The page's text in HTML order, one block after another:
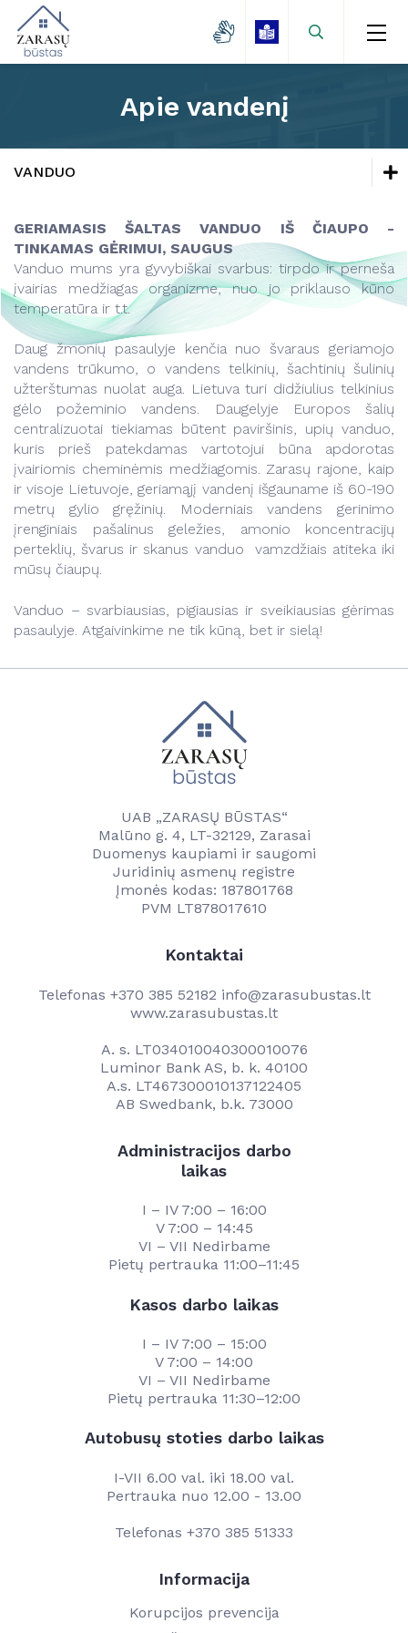
Naujienos
Zarasų miestas
Lėšų kaupimas
Mokamų paslaugų kainos
Projektai
Kontaktai
Vartotojams
Veikla
Vanduo
Savitarna
Projektai
Kainos
Kontaktai
Naujienos
Tvarkaraščiai
Paslaugos
Darbuotojams
Kontaktai
Apie vandenį
VANDUO
Vandentvarkos skyrius
Vartotojams
Veikla
Vanduo
Apie vandenį
Vandens kokybė
Vandens naudojimas
Geriamojo vandens ruošimo būdai
Dėl pavojaus žmonių sveikatai
Informacija apie geriamojo vandens tiekimo sistemos
rizikos vertinimą
Savitarna
Projektai
GERIAMASIS ŠALTAS VANDUO IŠ ČIAUPO -
TINKAMAS GĖRIMUI, SAUGUS
Vanduo mums yra gyvybiškai svarbus: tirpdo ir perneša
įvairias medžiagas organizme, nuo jo priklauso kūno
temperatūra ir t.t.
Daug žmonių pasaulyje kenčia nuo švaraus geriamojo
vandens trūkumo, o vandens telkinių, šachtinių šulinių
užterštumas nuolat auga. Lietuva turi didžiulius telkinius
gėlo požeminio vandens. Daugelyje Europos šalių
centralizuotai tiekiamas būtent paviršinis, upių vanduo,
kuris prieš patekdamas vartotojui būna apdorotas
įvairiomis cheminėmis medžiagomis. Zarasų rajone, kaip
ir visoje Lietuvoje, geriamąjį vandenį išgauname iš 60-190
metrų gylio gręžinių. Moderniais vandens gerinimo
įrenginiais pašalinus geležies, amonio koncentracijų
perteklių, švarus ir skanus vanduo vamzdžiais atiteka iki
mūsų čiaupų.
Vanduo – svarbiausias, pigiausias ir sveikiausias gėrimas
pasaulyje. Atgaivinkime ne tik kūną, bet ir sielą!
UAB „ZARASŲ BŪSTAS“
Malūno g. 4, LT-32129, Zarasai
Duomenys kaupiami ir saugomi
Juridinių asmenų registre
Įmonės kodas: 187801768
PVM LT878017610
Kontaktai
Telefonas +370 385 52182 info@zarasubustas.lt
www.zarasubustas.lt
A. s. LT034010040300010076
Luminor Bank AS, b. k. 40100
A.s. LT467300010137122405
AB Swedbank, b.k. 73000
Administracijos darbo
laikas
I – IV 7:00 – 16:00
V 7:00 – 14:45
VI – VII Nedirbame
Pietų pertrauka 11:00–11:45
Kasos darbo laikas
I – IV 7:00 – 15:00
V 7:00 – 14:00
VI – VII Nedirbame
Pietų pertrauka 11:30–12:00
Autobusų stoties darbo laikas
I-VII 6.00 val. iki 18.00 val.
Pertrauka nuo 12.00 - 13.00
Telefonas +370 385 51333
Informacija
Korupcijos prevencija